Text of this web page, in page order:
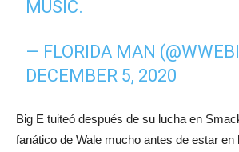
MUSIC.
— FLORIDA MAN
DECEMBER 5, 2020
Big E tuiteó después de su lucha en
fanático de Wale mucho antes de estar en